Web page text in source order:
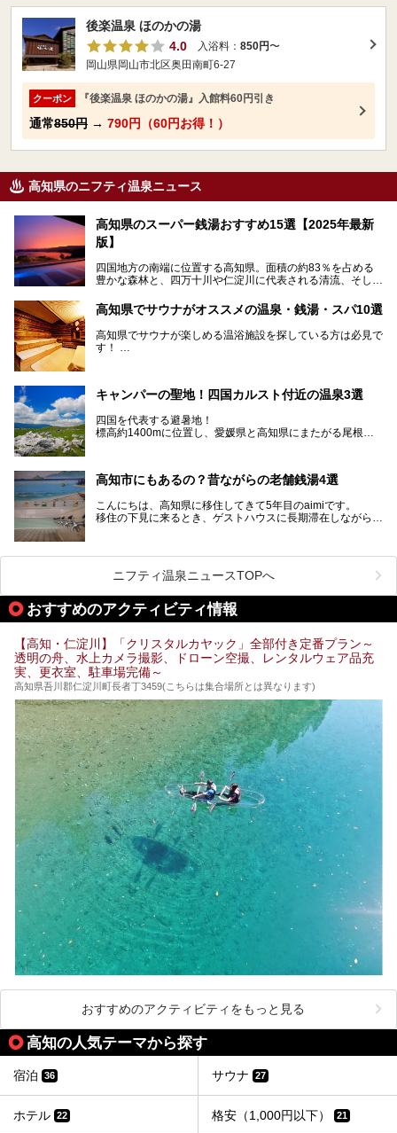
後楽温泉 ほのかの湯
4.0
入浴料： 850円〜
岡山県岡山市北区奥田南町6-27
クーポン 『後楽温泉 ほのかの湯』入館料60円引き
通常850円 → 790円（60円お得！）
高知県のニフティ温泉ニュース
高知県のスーパー銭湯おすすめ15選【2025年最新
版】
四国地方の南端に位置する高知県。面積の約83％を占める
豊かな森林と、四万十川や仁淀川に代表される清流、そして
魅力がぎゅっと詰まった県です。
高知県はまた、カツオのたたきをはじめとする海産物や清流
で育つ川魚、大皿にごちそうがどっさり盛られた皿鉢料理、
柚子などの柑橘類、地酒といったグルメが充実していること
でも知られます。ここでは、温泉とあわせて自然の景観やグ
高知県でサウナがオススメの温泉・銭湯・スパ10選
高知県でサウナが楽しめる温浴施設を探している方は必見で
す！
ぜひこれを読んで高知のサウナ探しの参考してくださいね！
キャンパーの聖地！四国カルスト付近の温泉3選
四国を代表する避暑地！
標高約1400mに位置し、愛媛県と高知県にまたがる尾根沿
が見れる場所。
帰り温泉（お風呂）がありません。
中でもライターおすすめの３つの温泉をご紹介します。
などが問題なければ、温泉に入ってから向かうことをオスス
メします。
なぜなら最寄り温泉でも車で４０分、山を降りていかねばな
りませんからね…！！
もしくは、翌日キャンプ帰りに立ち寄るのもおすすめです。
それでは見ていきましょう。
高知市にもあるの？昔ながらの老舗銭湯4選
こんにちは、高知県に移住してきて5年目のaimiです。
移住の下見に来るとき、ゲストハウスに長期滞在しながら観
高知市というと、高知県の人口の半分が集まっているにぎや
かなイメージがある方も多いかと思いますが、昔ながらの老
舗銭湯がけっこうな数あるのですよ。
規模は小さいながら、元気に営業中なので観光がてら訪問し
てみてはいかがでしょう？
Kですよ♪
それではチェックしてきましょう♪
ニフティ温泉ニュースTOPへ
おすすめのアクティビティ情報
【高知・仁淀川】「クリスタルカヤック」全部付き定番プラン～
透明の舟、水上カメラ撮影、ドローン空撮、レンタルウェア品充
実、更衣室、駐車場完備～
高知県吾川郡仁淀川町長者丁3459(こちらは集合場所とは異なります)
おすすめのアクティビティをもっと見る
高知の人気テーマから探す
宿泊 36 サウナ 27
ホテル 22 格安（1,000円以下） 21